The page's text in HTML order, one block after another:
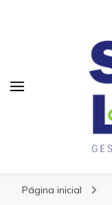
Página inicial